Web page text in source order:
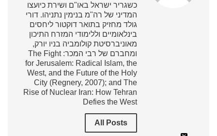
כשגריר ישראל באו"ם ושירת כיועצו
המדיני של רה"מ בנימין נתניהו. דורי
גולד מחזיק בתואר דוקטור ליחסים
בינלאומיים וללימודי המזרח התיכון
מאוניברסיטת קולומביה בניו יורק,
ומחברם של רבי המכר: The Fight
for Jerusalem: Radical Islam, the
West, and the Future of the Holy
City (Regnery, 2007); and The
Rise of Nuclear Iran: How Tehran
Defies the West
All Posts